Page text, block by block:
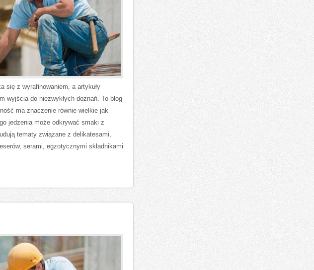
się z wyrafinowaniem, a artykuły
wyjścia do niezwykłych doznań. To blog
ma znaczenie równie wielkie jak
jedzenia może odkrywać smaki z
tematy związane z delikatesami,
serami, egzotycznymi składnikami